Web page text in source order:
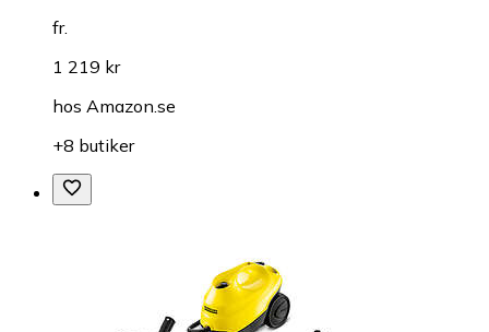
fr.
1 219 kr
hos Amazon.se
+8 butiker